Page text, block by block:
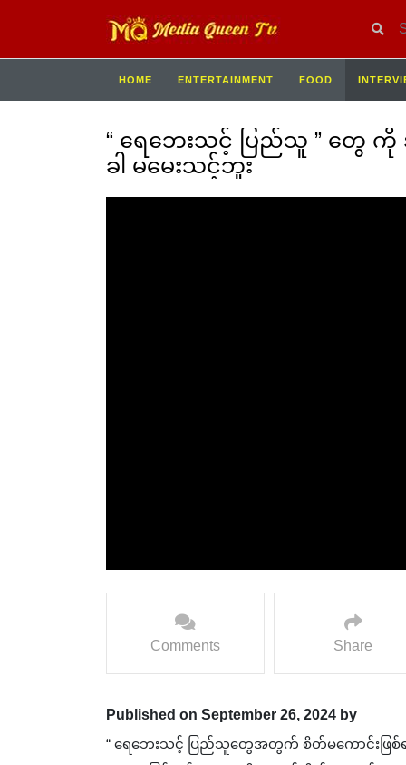
HOME ENTERTAINMENT FOOD
“ ရေဘေးသင့် ပြည်သူ ” တွေ ကို
ခါ မမေးသင့်ဘူး
Comments Share
Published on September 26, 2024 by
“ ရေဘေးသင့် ပြည်သူတွေအတွက် စိတ်မကောင်းဖြစ်